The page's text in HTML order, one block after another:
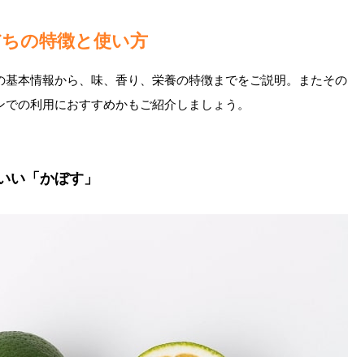
の特徴と使い方
基本情報から、味、香り、栄養の特徴までをご説明。またその
の利用におすすめかもご紹介しましょう。
い「かぼす」